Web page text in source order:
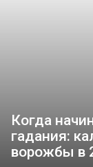
Когда
гадания:
ворожбы в